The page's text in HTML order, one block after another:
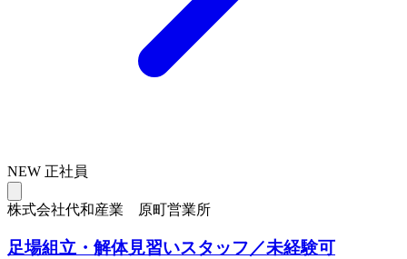
NEW 正社員
株式会社代和産業 原町営業所
足場組立・解体見習いスタッフ／未経験可